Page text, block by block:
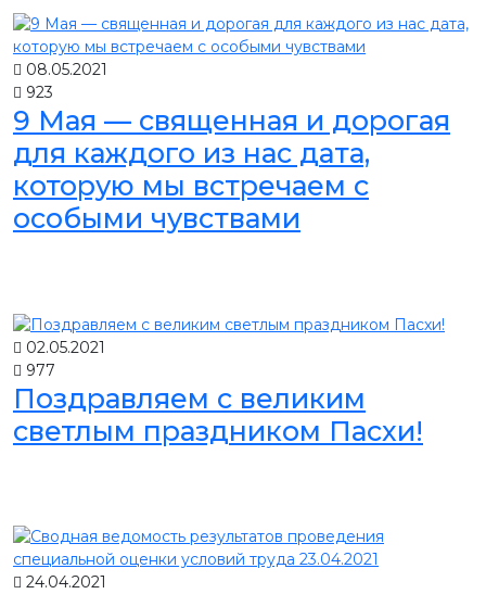
08.05.2021
923
9 Мая — священная и дорогая
для каждого из нас дата,
которую мы встречаем с
особыми чувствами
02.05.2021
977
Поздравляем с великим
светлым праздником Пасхи!
24.04.2021